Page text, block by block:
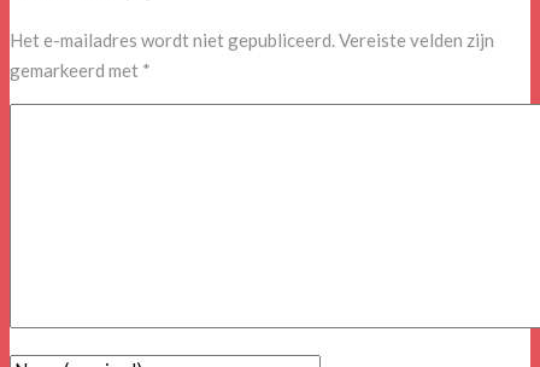
Het e-mailadres wordt niet gepubliceerd.Vereiste velden zijn
gemarkeerd met *